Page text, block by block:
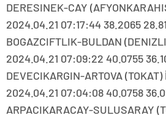
DERESINEK-CAY
2024.04.21 07:17:44 38.2065
BOGAZCIFTLIK-BULDAN
2024.04.21 07:09:22 40.0755
DEVECIKARGIN-ARTOVA
2024.04.21 07:04:08 40.0758
ARPACIKARACAY-SULUSARAY